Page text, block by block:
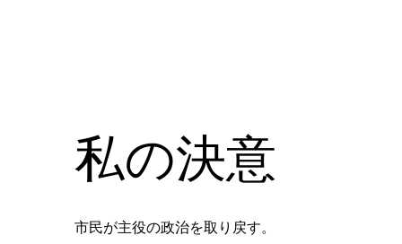
私の決意
市民が主役の政治を取り戻す。